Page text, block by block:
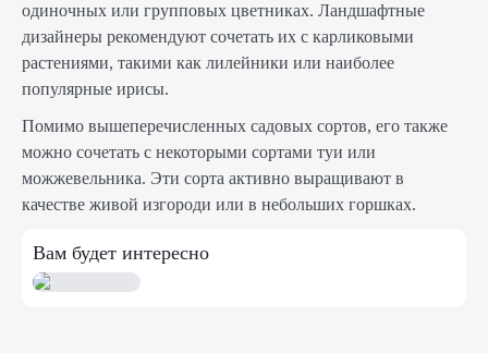
одиночных или групповых цветниках. Ландшафтные
дизайнеры рекомендуют сочетать их с карликовыми
растениями, такими как лилейники или наиболее
популярные ирисы.
Помимо вышеперечисленных садовых сортов, его также
можно сочетать с некоторыми сортами туи или
можжевельника. Эти сорта активно выращивают в
качестве живой изгороди или в небольших горшках.
Вам будет интересно